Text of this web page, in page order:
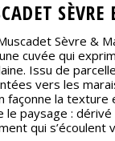
Sèvre &
cuvée qui
Issu de
vers les
façonne la texture
le paysage :
qui s’écoulent